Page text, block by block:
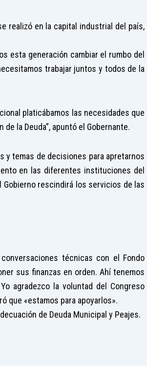
realizó en la capital industrial del país,
esta generación cambiar el rumbo del
trabajar juntos y todos de la
platicábamos las necesidades que
la Deuda”, apuntó el Gobernante.
y temas de decisiones para apretarnos
en las diferentes instituciones del
Gobierno rescindirá los servicios de las
técnicas con el Fondo
sus finanzas en orden. Ahí tenemos
agradezco la voluntad del Congreso
que «estamos para apoyarlos».
de Deuda Municipal y Peajes.